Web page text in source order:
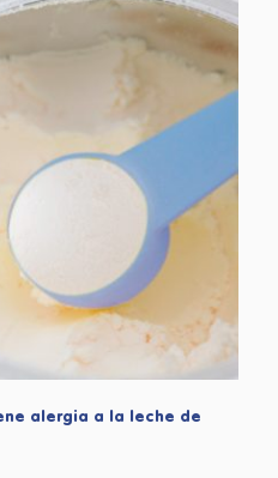
alergia a la leche de